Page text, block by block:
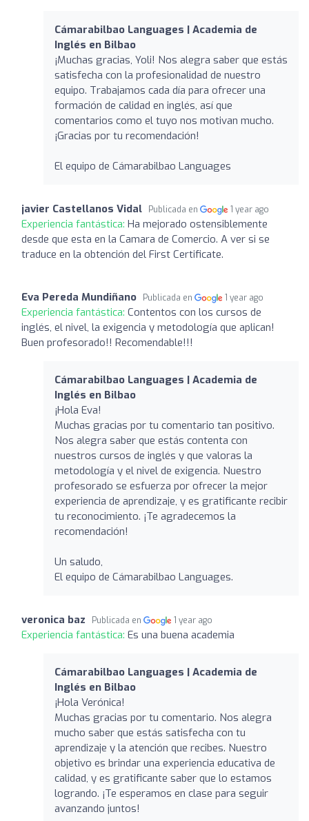
Cámarabilbao Languages | Academia de
Inglés en Bilbao
¡Muchas gracias, Yoli! Nos alegra saber que estás
satisfecha con la profesionalidad de nuestro
equipo. Trabajamos cada día para ofrecer una
formación de calidad en inglés, así que
comentarios como el tuyo nos motivan mucho.
¡Gracias por tu recomendación!
El equipo de Cámarabilbao Languages
javier Castellanos Vidal Publicada en 1 year ago
Experiencia fantástica: Ha mejorado ostensiblemente
desde que esta en la Camara de Comercio. A ver si se
traduce en la obtención del First Certificate.
Eva Pereda Mundiñano Publicada en 1 year ago
Experiencia fantástica: Contentos con los cursos de
inglés, el nivel, la exigencia y metodología que aplican!
Buen profesorado!! Recomendable!!!
Cámarabilbao Languages | Academia de
Inglés en Bilbao
¡Hola Eva!
Muchas gracias por tu comentario tan positivo.
Nos alegra saber que estás contenta con
nuestros cursos de inglés y que valoras la
metodología y el nivel de exigencia. Nuestro
profesorado se esfuerza por ofrecer la mejor
experiencia de aprendizaje, y es gratificante recibir
tu reconocimiento. ¡Te agradecemos la
recomendación!
Un saludo,
El equipo de Cámarabilbao Languages.
veronica baz Publicada en 1 year ago
Experiencia fantástica: Es una buena academia
Cámarabilbao Languages | Academia de
Inglés en Bilbao
¡Hola Verónica!
Muchas gracias por tu comentario. Nos alegra
mucho saber que estás satisfecha con tu
aprendizaje y la atención que recibes. Nuestro
objetivo es brindar una experiencia educativa de
calidad, y es gratificante saber que lo estamos
logrando. ¡Te esperamos en clase para seguir
avanzando juntos!